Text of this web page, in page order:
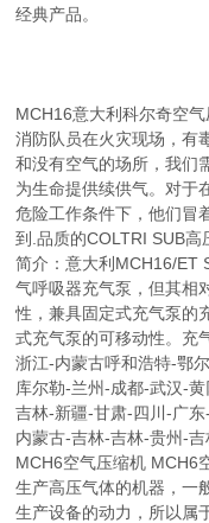
经典产品。
MCH16意大利科尔奇空
消防队员在火灾现场，有
和没有空气的场所，我们
为生命提供续供气。对于
危险工作条件下，他们冒
到.品质的COLTRI SUB
简介：意大利MCH16/ET
气呼吸器充气泵，但其相
性，兼具固定式充气泵的
式充气泵的可移动性。充
浙江-内蒙古呼和浩特-鄂
库尔勒-兰州-成都-武汉-
吉林-新疆-甘肃-四川-广
内蒙古-吉林-吉林-贵州-吉
MCH6空气压缩机 MCH6
生产高压气体的机器，一
生产设备的动力，所以属